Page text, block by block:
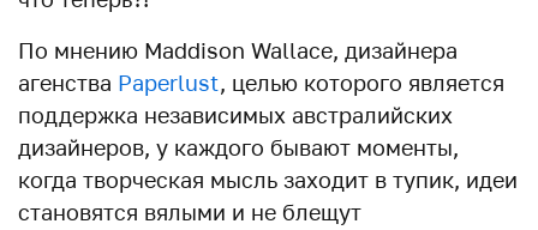
По мнению Maddison Wallace, дизайнера
агенства Paperlust, целью которого является
поддержка независимых австралийских
дизайнеров, у каждого бывают моменты,
когда творческая мысль заходит в тупик, идеи
становятся вялыми и не блещут